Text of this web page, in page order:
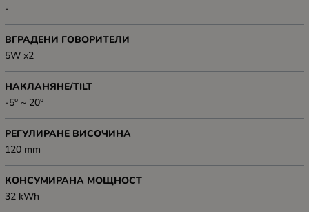
-
ВГРАДЕНИ ГОВОРИТЕЛИ
5W x2
НАКЛАНЯНЕ/TILT
-5° ~ 20°
РЕГУЛИРАНЕ ВИСОЧИНА
120 mm
КОНСУМИРАНА МОЩНОСТ
32 kWh